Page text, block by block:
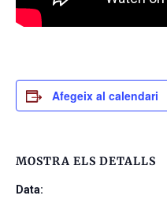
Afegeix al calendari
MOSTRA ELS DETALLS
Data: